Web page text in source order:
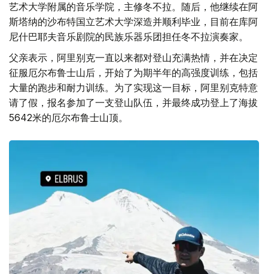
艺术大学附属的音乐学院，主修冬不拉。随后，他继续在阿
斯塔纳的沙布特国立艺术大学深造并顺利毕业，目前在库阿
尼什巴耶夫音乐剧院的民族乐器乐团担任冬不拉演奏家。
父亲表示，阿里别克一直以来都对登山充满热情，并在决定
征服厄尔布鲁士山后，开始了为期半年的高强度训练，包括
大量的跑步和耐力训练。为了实现这一目标，阿里别克特意
请了假，报名参加了一支登山队伍，并最终成功登上了海拔
5642米的厄尔布鲁士山顶。